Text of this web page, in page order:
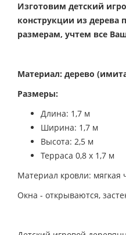
Изготовим детский
конструкции из дерева
размерам, учтем все
Материал: дерево
Размеры:
Длина: 1,7 м
Ширина: 1,7 м
Высота: 2,5 м
Терраса 0,8 х 1,7 м
Материал кровли: мягкая
Окна - открываются,